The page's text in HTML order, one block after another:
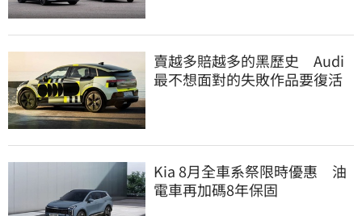
賣越多賠越多的黑歷史 Audi
最不想面對的失敗作品要復活
Kia 8月全車系祭限時優惠 油
電車再加碼8年保固